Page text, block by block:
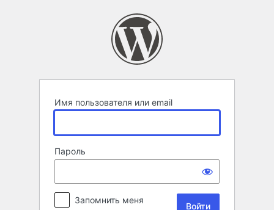
Имя пользователя или email
Пароль
Запомнить меня